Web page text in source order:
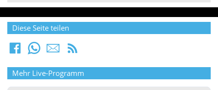
Diese Seite teilen
Mehr Live-Programm